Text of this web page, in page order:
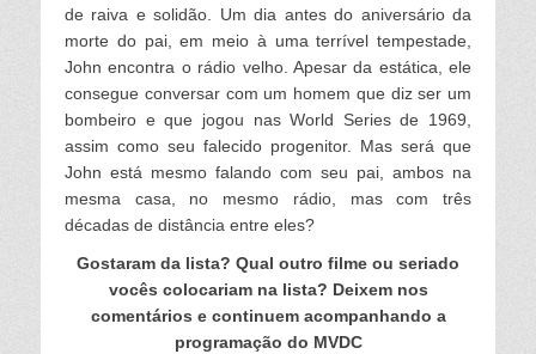
de raiva e solidão. Um dia antes do aniversário da
morte do pai, em meio à uma terrível tempestade,
John encontra o rádio velho. Apesar da estática, ele
consegue conversar com um homem que diz ser um
bombeiro e que jogou nas World Series de 1969,
assim como seu falecido progenitor. Mas será que
John está mesmo falando com seu pai, ambos na
mesma casa, no mesmo rádio, mas com três
décadas de distância entre eles?
Gostaram da lista? Qual outro filme ou seriado
vocês colocariam na lista? Deixem nos
comentários e continuem acompanhando a
programação do MVDC